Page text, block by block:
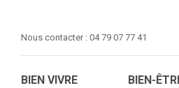
Nous contacter : 04 79 07 77 41
BIEN VIVRE BIEN-